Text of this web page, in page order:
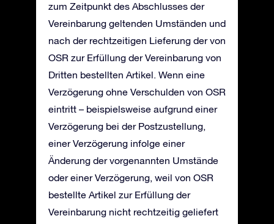
zum Zeitpunkt des Abschlusses der
Vereinbarung geltenden Umständen und
nach der rechtzeitigen Lieferung der von
OSR zur Erfüllung der Vereinbarung von
Dritten bestellten Artikel. Wenn eine
Verzögerung ohne Verschulden von OSR
eintritt – beispielsweise aufgrund einer
Verzögerung bei der Postzustellung,
einer Verzögerung infolge einer
Änderung der vorgenannten Umstände
oder einer Verzögerung, weil von OSR
bestellte Artikel zur Erfüllung der
Vereinbarung nicht rechtzeitig geliefert